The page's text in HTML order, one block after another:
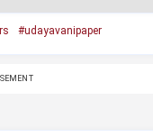
#udayavanipaper